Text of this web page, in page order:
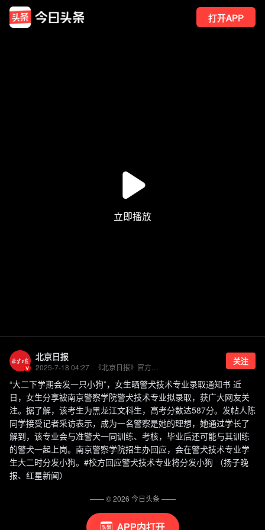
打开APP
APP内打开
北京日报 关注
“大二下学期会发一只小狗”，女生晒警犬技术专业录取通知书 近
日，女生分享被南京警察学院警犬技术专业拟录取，获广大网友关
注。据了解，该考生为黑龙江文科生，高考分数达587分。发帖人陈
同学接受记者采访表示，成为一名警察是她的理想，她通过学长了
解到，该专业会与准警犬一同训练、考核，毕业后还可能与其训练
的警犬一起上岗。南京警察学院招生办回应，会在警犬技术专业学
生大二时分发小狗。#校方回应警犬技术专业将分发小狗 （扬子晚
报、红星新闻）
—— ©2026 今日头条——